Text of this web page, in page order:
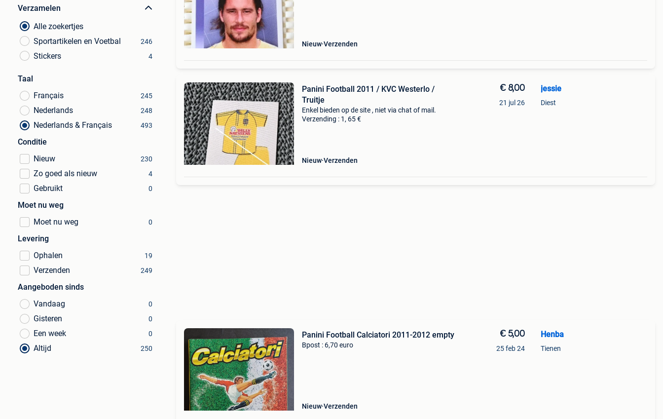
Verzamelen
Alle zoekertjes
Sportartikelen en Voetbal
246
Stickers 4
Taal
Français
245
Nederlands 248
Nederlands & Français 493
Conditie
Nieuw
230
Zo goed als nieuw 4
Gebruikt 0
Moet nu weg
Moet nu weg
0
Levering
Ophalen
19
Verzenden 249
Aangeboden sinds
Vandaag
0
Gisteren 0
Een week 0
Altijd 250
Nieuw Verzenden
Panini Football 2011 / KVC Westerlo /
Truitje
Enkel bieden op de site , niet via chat of mail.
Verzending : 1, 65 €
Nieuw Verzenden
€ 8,00
21 jul 26
jessie
Diest
Panini Football Calciatori 2011-2012 empty
Bpost : 6,70 euro
Nieuw Verzenden
€ 5,00
25 feb 24
Henba
Tienen